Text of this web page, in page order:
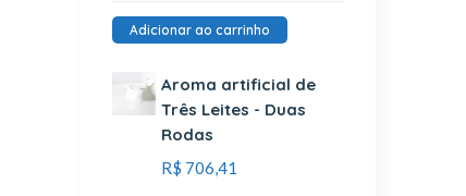
Adicionar ao carrinho
Aroma artificial de
Três Leites - Duas
Rodas
R$ 706,41